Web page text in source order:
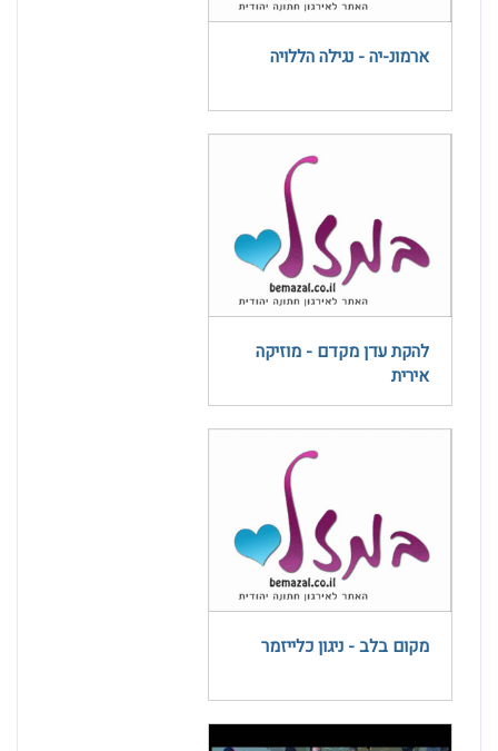
ארמונ-יה - נגילה הללויה
להקת עדן מקדם - מוזיקה
אירית
מקום בלב - ניגון כלייזמר